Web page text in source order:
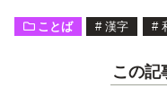
ことば # 漢字 #
この記